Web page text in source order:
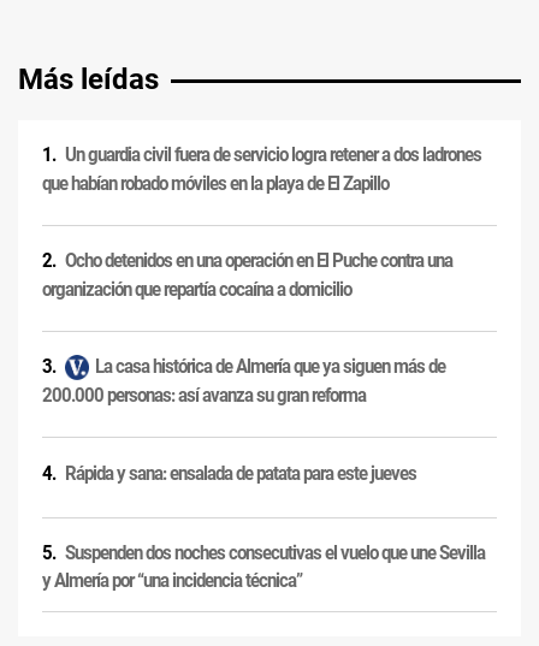
Más leídas
Un guardia civil fuera de servicio logra retener a dos ladrones
que habían robado móviles en la playa de El Zapillo
Ocho detenidos en una operación en El Puche contra una
organización que repartía cocaína a domicilio
La casa histórica de Almería que ya siguen más de
200.000 personas: así avanza su gran reforma
Rápida y sana: ensalada de patata para este jueves
Suspenden dos noches consecutivas el vuelo que une Sevilla
y Almería por “una incidencia técnica”